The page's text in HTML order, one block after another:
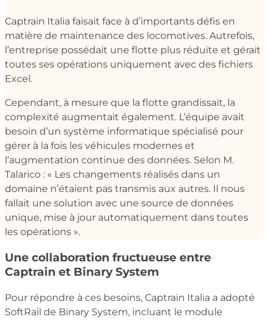
Captrain Italia faisait face à d’importants défis en
matière de maintenance des locomotives. Autrefois,
l’entreprise possédait une flotte plus réduite et gérait
toutes ses opérations uniquement avec des fichiers
Excel.
Cependant, à mesure que la flotte grandissait, la
complexité augmentait également. L’équipe avait
besoin d’un système informatique spécialisé pour
gérer à la fois les véhicules modernes et
l’augmentation continue des données. Selon M.
Talarico : « Les changements réalisés dans un
domaine n’étaient pas transmis aux autres. Il nous
fallait une solution avec une source de données
unique, mise à jour automatiquement dans toutes
les opérations ».
Une collaboration fructueuse entre
Captrain et Binary System
Pour répondre à ces besoins, Captrain Italia a adopté
SoftRail de Binary System, incluant le module